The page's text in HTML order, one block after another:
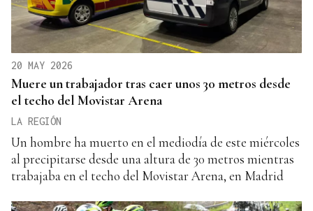
20 MAY 2026
Muere un trabajador tras caer unos 30 metros desde
el techo del Movistar Arena
LA REGIÓN
Un hombre ha muerto en el mediodía de este miércoles
al precipitarse desde una altura de 30 metros mientras
trabajaba en el techo del Movistar Arena, en Madrid